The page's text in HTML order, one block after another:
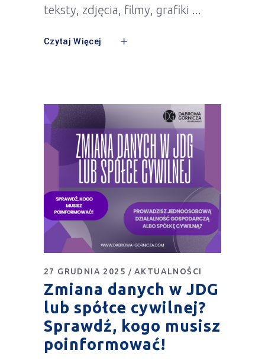
teksty, zdjęcia, filmy, grafiki
Czytaj Więcej
27 GRUDNIA 2025 AKTUALNOŚCI
Zmiana danych w JDG
lub spółce cywilnej?
Sprawdź, kogo musisz
poinformować!